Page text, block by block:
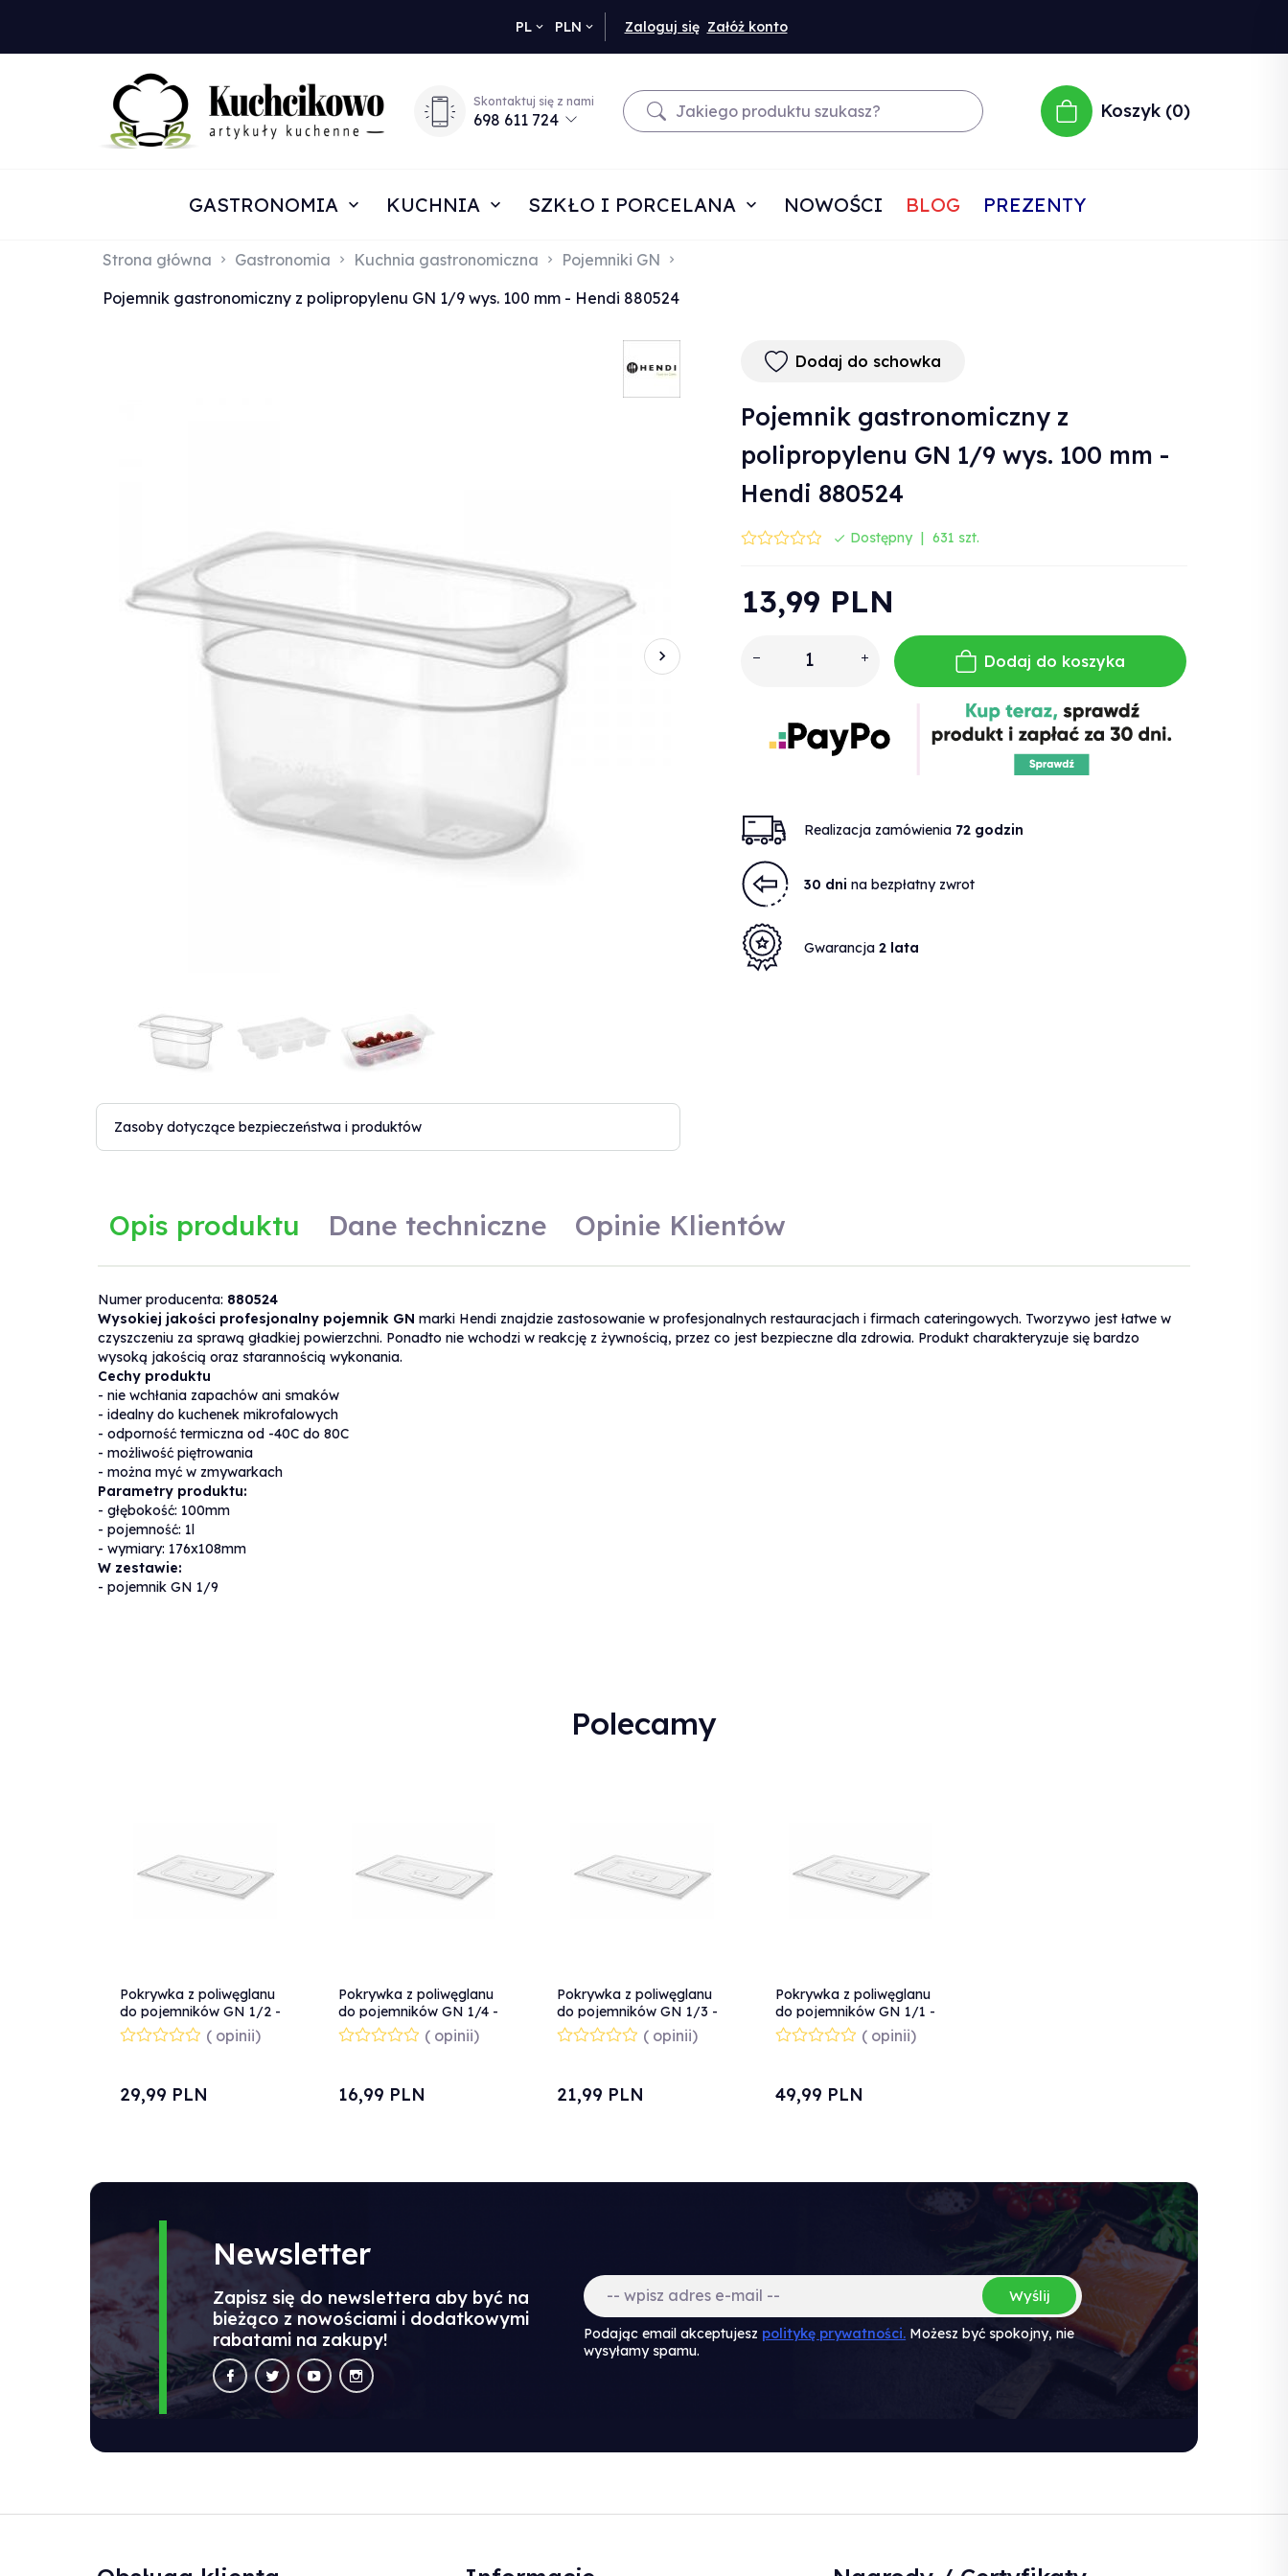
PL currency_h
PLN Zaloguj się Załóż konto
Skontaktuj się z nami
698 611 724 Koszyk 0
GASTRONOMIA KUCHNIA SZKŁO I PORCELANA NOWOŚCI BLOG PREZENTY
Strona główna Gastronomia Kuchnia gastronomiczna
Pojemniki GN
Pojemnik gastronomiczny z polipropylenu GN 1/9 wys. 100 mm - Hendi 880524
Zasoby dotyczące bezpieczeństwa i produktów
Dodaj do schowka
Pojemnik gastronomiczny z
polipropylenu GN 1/9 wys. 100 mm -
Hendi 880524
Dostępny 631 szt.
13,99 PLN
Dodaj do koszyka
Realizacja zamówienia 72 godzin
30 dni na bezpłatny zwrot
Gwarancja2 lata
Opis produktu Dane techniczne Opinie Klientów
Numer producenta: 880524
Wysokiej jakości profesjonalny pojemnik GN marki Hendi znajdzie zastosowanie w profesjonalnych restauracjach i firmach cateringowych. Tworzywo jest łatwe w
czyszczeniu za sprawą gładkiej powierzchni. Ponadto nie wchodzi w reakcję z żywnością, przez co jest bezpieczne dla zdrowia. Produkt charakteryzuje się bardzo
wysoką jakością oraz starannością wykonania.
Cechy produktu
- nie wchłania zapachów ani smaków
- idealny do kuchenek mikrofalowych
- odporność termiczna od -40C do 80C
- możliwość piętrowania
- można myć w zmywarkach
Parametry produktu:
- głębokość: 100mm
- pojemność: 1l
- wymiary: 176x108mm
W zestawie:
- pojemnik GN 1/9
Dane techniczne
Waga
produktu:
1
Producent: hendi
Gastronomia
Polecamy
Pokrywka z poliwęglanu
do pojemników GN 1/2 -
Hendi 864128 ( opinii)
29,99 PLN
Pokrywka z poliwęglanu
do pojemników GN 1/4 -
Hendi 864142 ( opinii)
16,99 PLN
Pokrywka z poliwęglanu
do pojemników GN 1/3 -
Hendi 864135 ( opinii)
21,99 PLN
Pokrywka z poliwęglanu
do pojemników GN 1/1 -
Hendi 864104 ( opinii)
49,99 PLN
Newsletter
Zapisz się do newslettera aby być na
bieżąco z nowościami i dodatkowymi
rabatami na zakupy!
Wyślij
Podając email akceptujesz politykę prywatności. Możesz być spokojny, nie
wysyłamy spamu.